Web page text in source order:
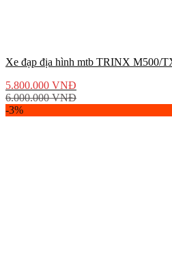
Xe đạp địa hình mtb TRINX M500/
5.800.000 VNĐ
6.000.000VNĐ
-3%